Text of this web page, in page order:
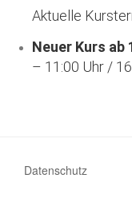
Aktuelle
Neuer Kurs ab
– 11:00 Uhr /
Datenschutz